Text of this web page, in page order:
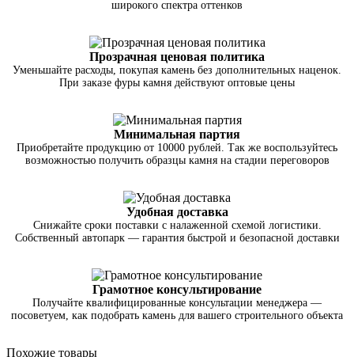
широкого спектра оттенков
Прозрачная ценовая политика
Уменьшайте расходы, покупая камень без дополнительных наценок.
При заказе фуры камня действуют оптовые цены
Минимальная партия
Приобретайте продукцию от 10000 рублей. Так же воспользуйтесь
возможностью получить образцы камня на стадии переговоров
Удобная доставка
Снижайте сроки поставки с налаженной схемой логистики.
Собственный автопарк — гарантия быстрой и безопасной доставки
Грамотное консультирование
Получайте квалифицированные консультации менеджера —
посоветуем, как подобрать камень для вашего строительного объекта
Похожие товары